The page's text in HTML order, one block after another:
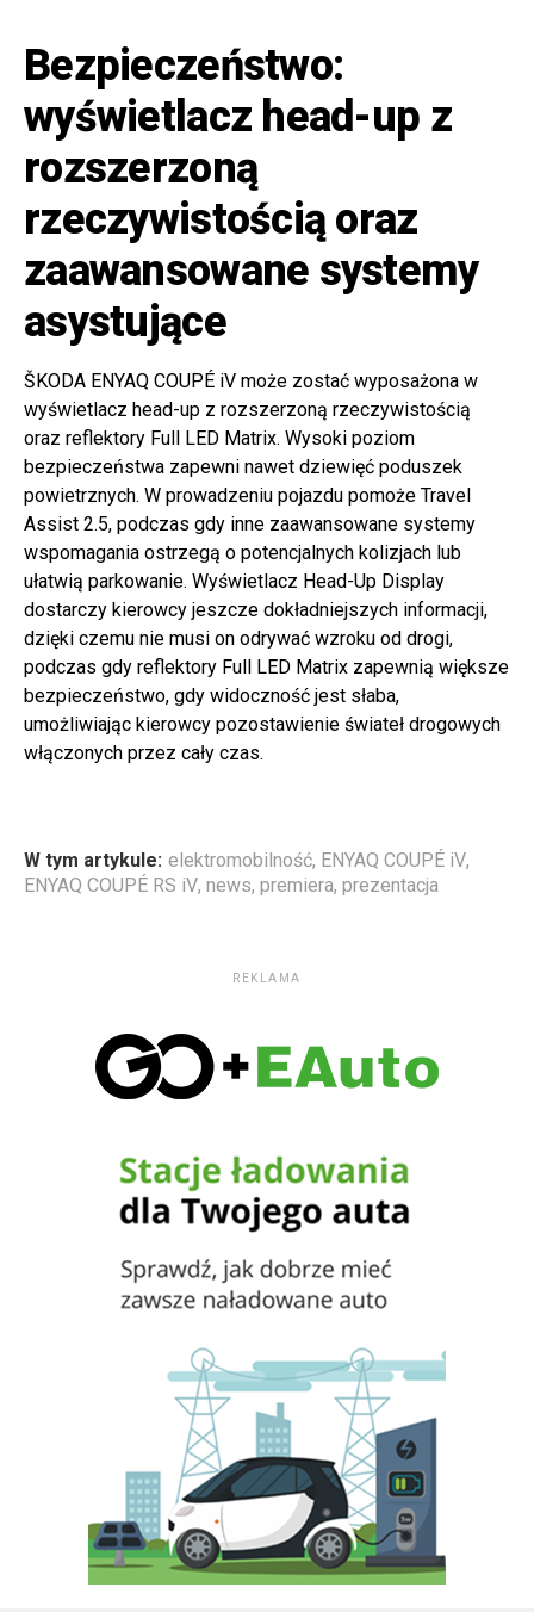
Bezpieczeństwo:
wyświetlacz head-up z
rozszerzoną
rzeczywistością oraz
zaawansowane systemy
asystujące
ŠKODA ENYAQ COUPÉ iV może zostać wyposażona w
wyświetlacz head-up z rozszerzoną rzeczywistością
oraz reflektory Full LED Matrix. Wysoki poziom
bezpieczeństwa zapewni nawet dziewięć poduszek
powietrznych. W prowadzeniu pojazdu pomoże Travel
Assist 2.5, podczas gdy inne zaawansowane systemy
wspomagania ostrzegą o potencjalnych kolizjach lub
ułatwią parkowanie. Wyświetlacz Head-Up Display
dostarczy kierowcy jeszcze dokładniejszych informacji,
dzięki czemu nie musi on odrywać wzroku od drogi,
podczas gdy reflektory Full LED Matrix zapewnią większe
bezpieczeństwo, gdy widoczność jest słaba,
umożliwiając kierowcy pozostawienie świateł drogowych
włączonych przez cały czas.
W tym artykule: elektromobilność, ENYAQ COUPÉ iV,
ENYAQ COUPÉ RS iV, news, premiera, prezentacja
REKLAMA